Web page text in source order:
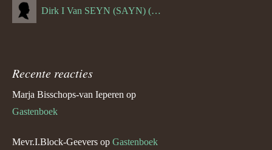
Dirk I Van SEYN (SAYN) (--1120)
Recente reacties
Marja Bisschops-van Ieperen op
Gastenboek
Mevr.I.Block-Geevers op Gastenboek